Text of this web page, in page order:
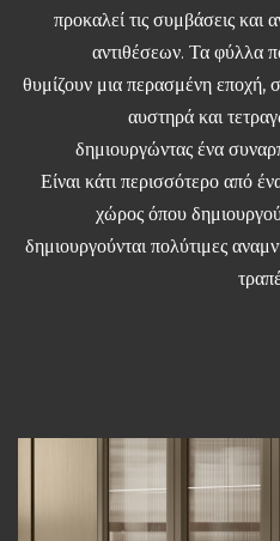
προκαλεί τις συμβάσεις και
αντιθέσεων. Τα φύλλα
θυμίζουν μια περασμένη εποχή,
αυστηρά και
δημιουργώντας ένα
Είναι κάτι περισσότερο από
χώρος όπου
δημιουργούνται πολύτιμες